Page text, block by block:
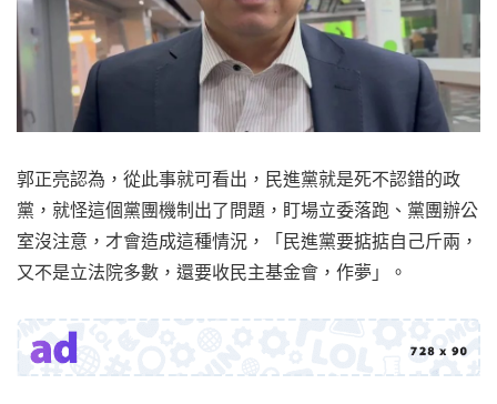
郭正亮認為，從此事就可看出，民進黨就是死不認錯的政
黨，就怪這個黨團機制出了問題，盯場立委落跑、黨團辦公
室沒注意，才會造成這種情況，「民進黨要掂掂自己斤兩，
又不是立法院多數，還要收民主基金會，作夢」。